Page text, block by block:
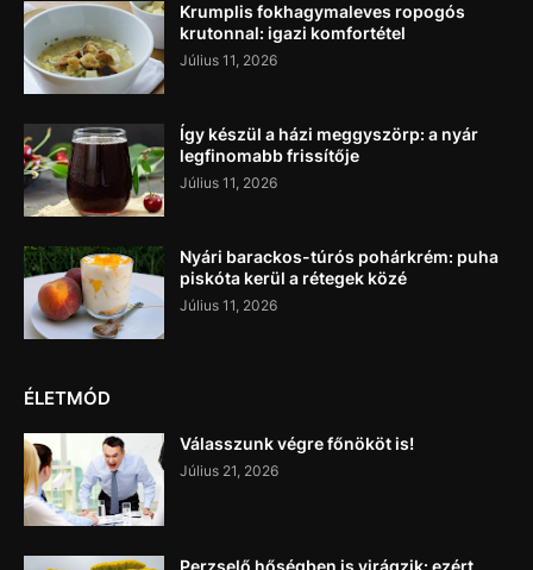
Krumplis fokhagymaleves ropogós
krutonnal: igazi komfortétel
Július 11, 2026
Így készül a házi meggyszörp: a nyár
legfinomabb frissítője
Július 11, 2026
Nyári barackos-túrós pohárkrém: puha
piskóta kerül a rétegek közé
Július 11, 2026
ÉLETMÓD
Válasszunk végre főnököt is!
Július 21, 2026